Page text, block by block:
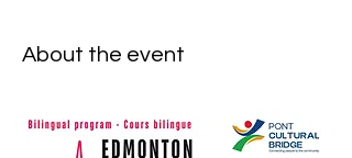
About the event